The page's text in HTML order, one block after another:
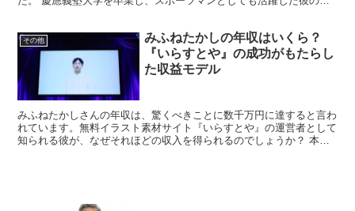
その他
みふねたかしの年収はいくら？
『いらすとや』の成功がもたらし
た収益モデル
みふねたかしさんの年収は、驚くべきことに数千万円に達すると言わ
れています。無料イラスト素材サイト『いらすとや』の運営者として
知られる彼が、なぜそれほどの収入を得られるのでしょうか？ 本記